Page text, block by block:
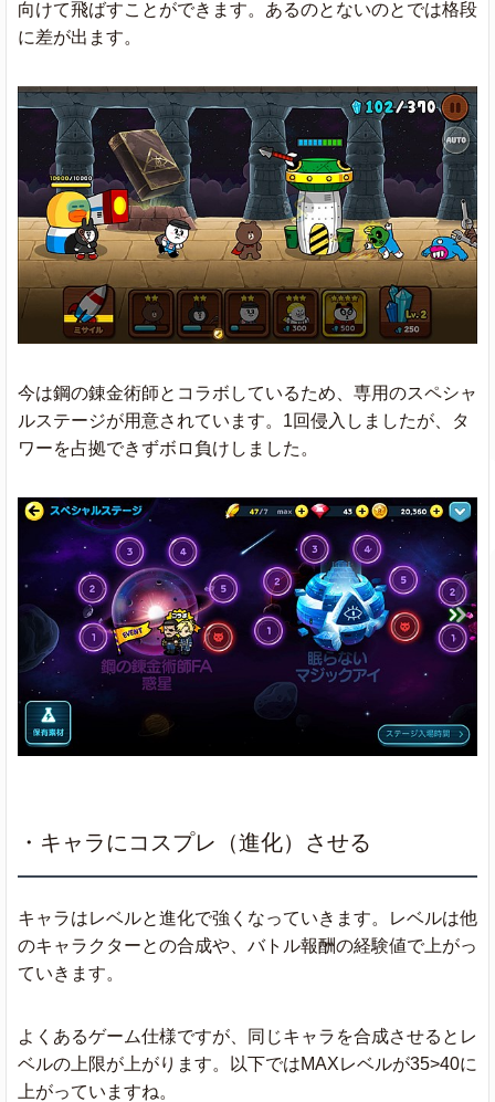
向けて飛ばすことができます。あるのとないのとでは格段
に差が出ます。
今は鋼の錬金術師とコラボしているため、専用のスペシャ
ルステージが用意されています。1回侵入しましたが、タ
ワーを占拠できずボロ負けしました。
・キャラにコスプレ（進化）させる
キャラはレベルと進化で強くなっていきます。レベルは他
のキャラクターとの合成や、バトル報酬の経験値で上がっ
ていきます。
よくあるゲーム仕様ですが、同じキャラを合成させるとレ
ベルの上限が上がります。以下ではMAXレベルが35>40に
上がっていますね。